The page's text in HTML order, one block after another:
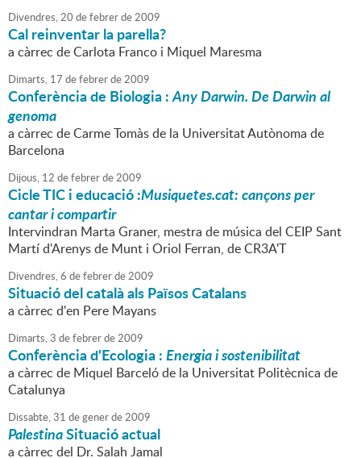
Divendres,20 defebrerde2009
Cal reinventar la parella?
a càrrec de Carlota Franco i Miquel Maresma
Dimarts, 17 defebrerde2009
Conferència de Biologia :Any Darwin. De Darwin al
genoma
a càrrec de Carme Tomàs de la Universitat Autònoma de
Barcelona
Dijous, 12 defebrerde2009
Cicle TIC i educació :Musiquetes.cat: cançons per
cantar i compartir
Intervindran Marta Graner, mestra de música del CEIP Sant
Martí d'Arenys de Munt i Oriol Ferran, de CR3A'T
Divendres,6 defebrerde2009
Situació del català als Països Catalans
a càrrec d'en Pere Mayans
Dimarts,3 defebrerde2009
Conferència d'Ecologia :Energia i sostenibilitat
a càrrec de Miquel Barceló de la Universitat Politècnica de
Catalunya
Dissabte,31 degenerde2009
PalestinaSituació actual
a càrrec del Dr. Salah Jamal